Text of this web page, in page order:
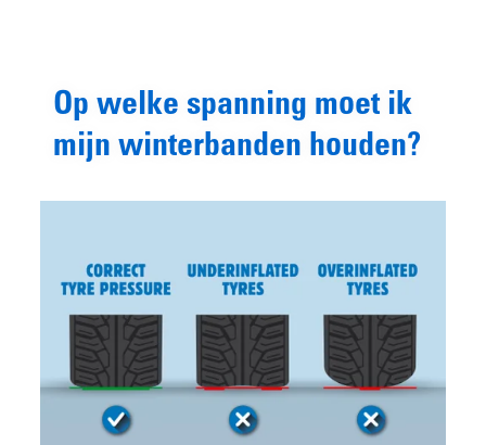
Op welke spanning moet ik
mijn winterbanden houden?